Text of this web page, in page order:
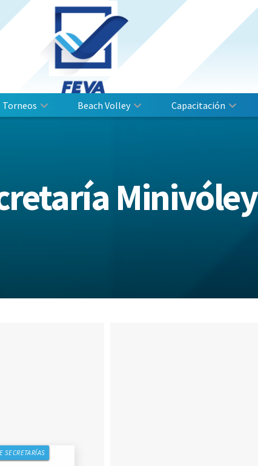
Torneos Beach Volley Capacitación
Minivóley
SECRETARÍAS